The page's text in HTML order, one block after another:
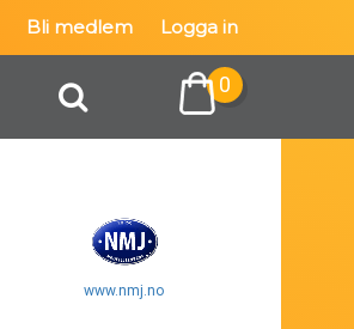
Bli medlem Logga in
0
www.nmj.no